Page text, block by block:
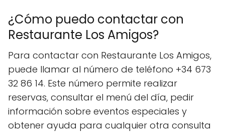
¿Cómo puedo contactar con
Restaurante Los Amigos?
Para contactar con Restaurante Los Amigos,
puede llamar al número de teléfono +34 673
32 86 14. Este número permite realizar
reservas, consultar el menú del día, pedir
información sobre eventos especiales y
obtener ayuda para cualquier otra consulta